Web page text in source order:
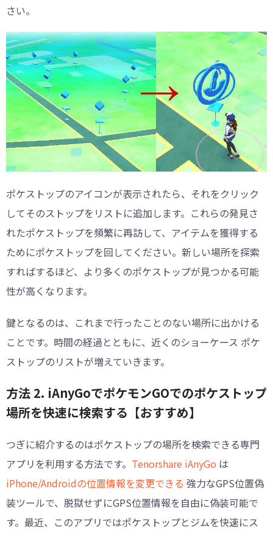
さい。
ポケストップのアイコンが表示されたら、それをクリック
してそのストップをリストに追加します。これらの発見さ
れたポケストップを頻繁に再訪して、アイテムを獲得する
ためにポケストップを回してください。新しい場所を探索
すればするほど、より多くのポケストップが見つかる可能
性が高くなります。
鍵となるのは、これまで行ったことのない場所に出かける
ことです。時間の経過とともに、近くのショーケース ポケ
ストップのリストが増えていきます。
方法 2. iAnyGoでポケモンGOでのポケストップ
場所を快速に検索する【おすすめ】
つぎに紹介するのはポケストップの場所を検索できる専門
アプリを利用する方法です。 Tenorshare iAnyGo は
iPhone/Androidの位置情報を変更できる 強力なGPS位置偽
装ツールで、脱獄せずにGPS位置情報を自由に偽装可能で
す。最近、このアプリではポケストップとジムを快速にス